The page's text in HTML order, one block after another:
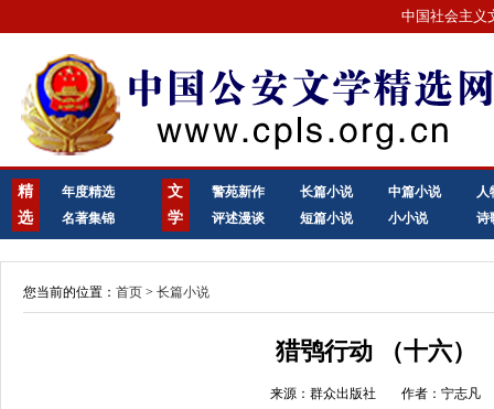
中国社会主义
精
选
年度精选
名著集锦
文
学
警苑新作 长篇小说 中篇小说
人
评述漫谈
短篇小说 小小说 诗
您当前的位置： 首页 > 长篇小说
猎鸮行动 （十六）
来源：群众出版社 作者：宁志凡